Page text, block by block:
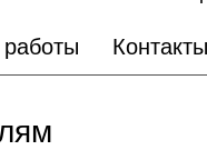
Контакты